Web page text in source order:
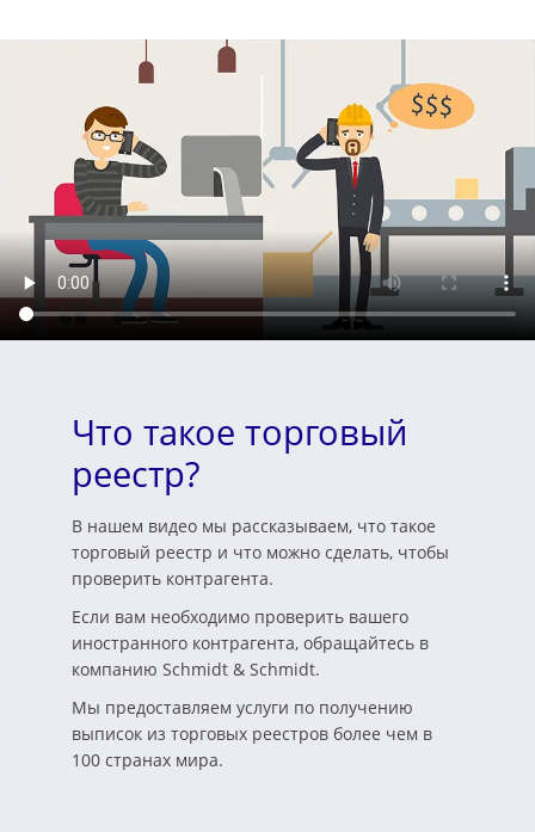
Что такое торговый
реестр?
В нашем видео мы рассказываем, что такое
торговый реестр и что можно сделать, чтобы
проверить контрагента.
Если вам необходимо проверить вашего
иностранного контрагента, обращайтесь в
компанию Schmidt & Schmidt.
Мы предоставляем услуги по получению
выписок из торговых реестров более чем в
100 странах мира.